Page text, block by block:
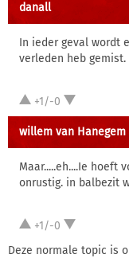
danall
In ieder geval wordt
verleden heb
+1/-0
willem van Hanegem
Maar.....eh....Ie hoeft
onrustig. in balbezit
+1/-0
Deze normale topic is